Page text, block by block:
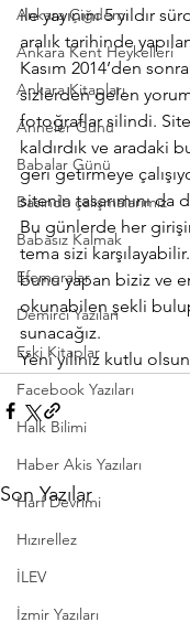
Ankara Çiğdemi
Ankara Kent Heykelleri
Ankara Kitapları
Anneler Günü
Babalar Günü
Basında çalışmalarımız
Babasız Kalmak
Efemeralar
Demirci Yazıları
Eski Kitaplar
Facebook Yazıları
Halk Bilimi
Haber Akis Yazıları
Harf Devrimi
Hızırellez
İLEV
İzmir Yazıları
ile yayınını 5 yıldır
aralık tarihinde
Kasım 2014’den
sizlerden gelen
fotoğraflar silindi.
kaldırdık ve aradaki
geri getirmeye
sitenin tasarımını
Bu günlerde her
tema sizi
bunu yapan biziz ve
okunabilen şekli
sunacağız.
Yeni yılınız kutlu olsun
Son Yazılar